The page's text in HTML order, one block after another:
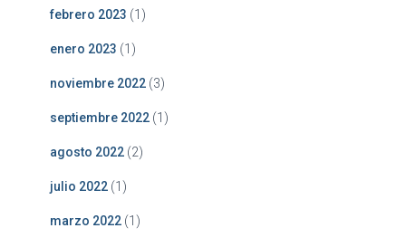
febrero 2023 (1)
enero 2023 (1)
noviembre 2022 (3)
septiembre 2022 (1)
agosto 2022 (2)
julio 2022 (1)
marzo 2022 (1)